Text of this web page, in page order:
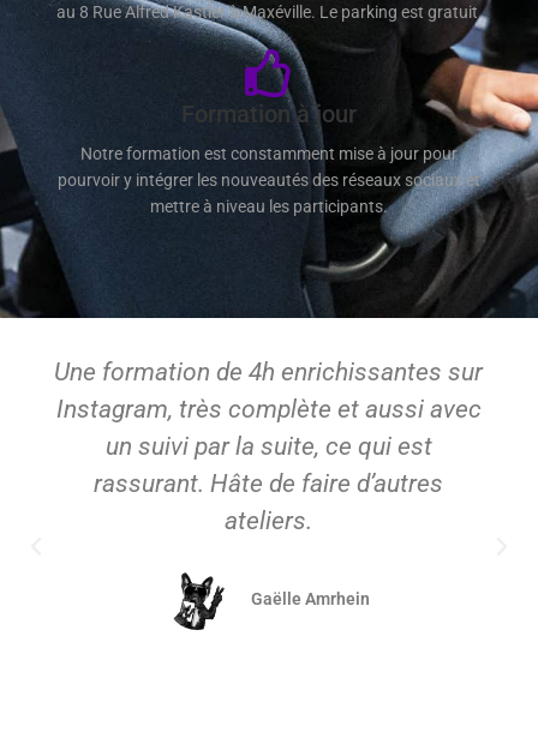
au 8 Rue Alfred Kastler à Maxéville. Le parking est gratuit.
Formation à jour
Notre formation est constamment mise à jour pour
pourvoir y intégrer les nouveautés des réseaux sociaux et
mettre à niveau les participants.
Une formation de 4h enrichissantes sur
Instagram, très complète et aussi avec
un suivi par la suite, ce qui est
rassurant. Hâte de faire d’autres
ateliers.
Gaëlle Amrhein